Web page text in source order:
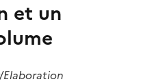
et un
Elaboration